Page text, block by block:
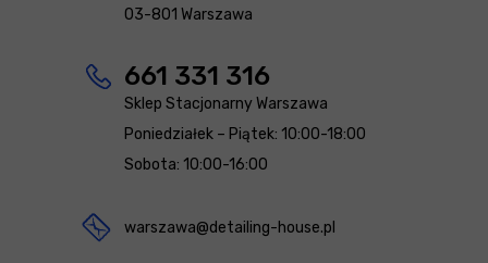
03-801 Warszawa
661 331 316
Sklep Stacjonarny Warszawa
Poniedziałek – Piątek: 10:00-18:00
Sobota: 10:00-16:00
warszawa@detailing-house.pl